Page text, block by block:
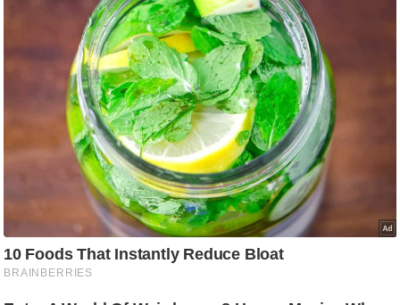
ला
इ
फ
स्टा
ल
टे